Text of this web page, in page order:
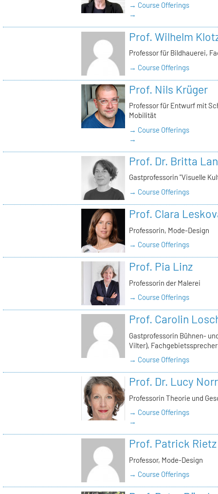
→ Course Offerings
→
Prof. Wilhelm
Professor für Bildhauerei,
→ Course Offerings
Prof. Nils Krüger
Professor für Entwurf mit
Mobilität
→ Course Offerings
→
Prof. Dr. Britta
Gastprofessorin "Visuelle
→ Course Offerings
Prof. Clara
Professorin, Mode-Design
→ Course Offerings
Prof. Pia Linz
Professorin der Malerei
→ Course Offerings
Prof. Carolin
Gastprofessorin Bühnen-
Vilter),
→ Course Offerings
Prof. Dr. Lucy
Professorin Theorie und
→ Course Offerings
→
Prof. Patrick Rietz
Professor, Mode-Design
→ Course Offerings